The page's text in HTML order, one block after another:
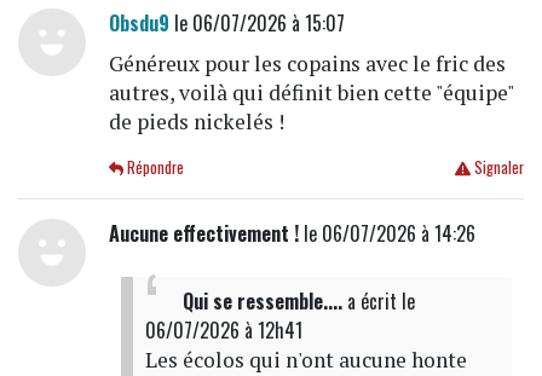
Obsdu9 le 06/07/2026 à 15:07
Généreux pour les copains avec le fric des
autres, voilà qui définit bien cette "équipe"
de pieds nickelés !
Signaler
Répondre
Aucune effectivement !le 06/07/2026 à 14:26
Qui se ressemble....a écrit le
06/07/2026 à 12h41
Les écolos qui n'ont aucune honte